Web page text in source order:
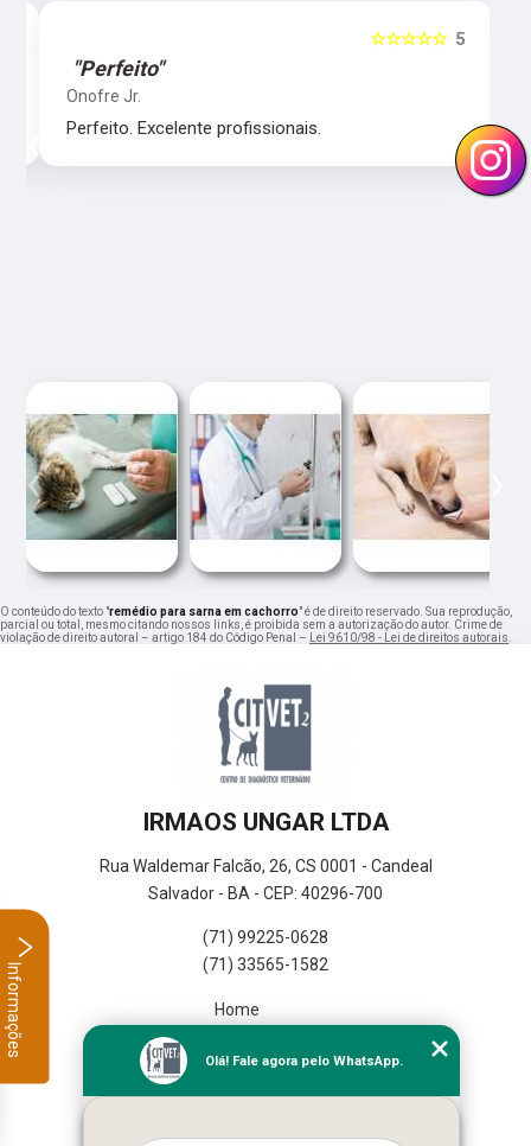
5
☆☆☆☆☆
"Perfeito"
Onofre Jr.
Perfeito. Excelente profissionais.
‹ ›
‹ ›
O conteúdo do texto "remédio para sarna em cachorro" é de direito reservado. Sua reprodução,
parcial ou total, mesmo citando nossos links, é proibida sem a autorização do autor. Crime de
violação de direito autoral – artigo 184 do Código Penal –
Lei 9610/98 - Lei de direitos autorais
IRMAOS UNGAR LTDA
Rua Waldemar Falcão, 26, CS 0001 - Candeal
Salvador - BA - CEP: 40296-700
(71) 99225-0628
(71) 33565-1582
Home
Missão
Olá! Fale agora pelo WhatsApp.
Informações